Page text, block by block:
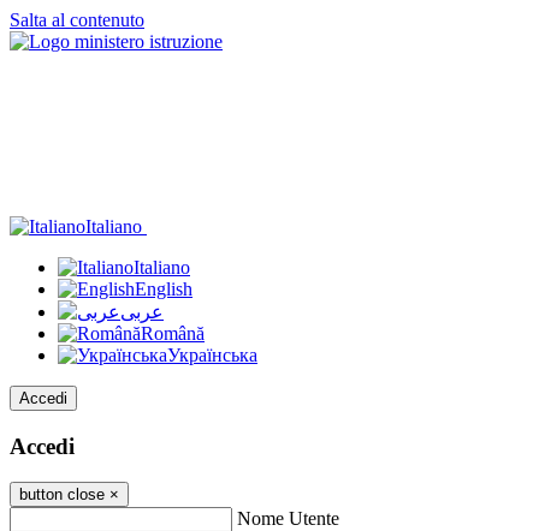
Salta al contenuto
Italiano
Italiano
English
عربى
Română
Українська
Accedi
Accedi
button close ×
Nome Utente